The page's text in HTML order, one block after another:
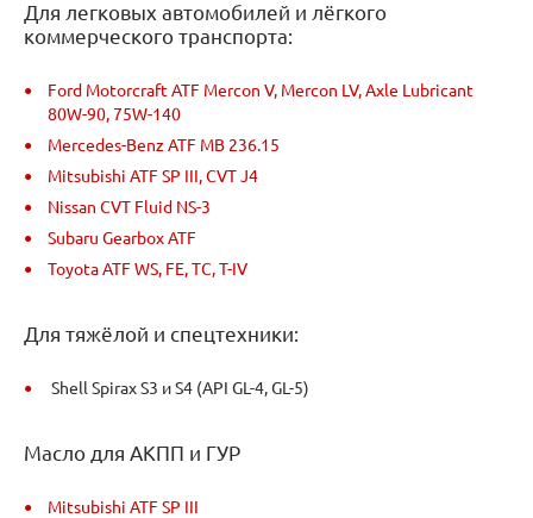
Для легковых автомобилей и лёгкого
коммерческого транспорта:
Ford Motorcraft ATF Mercon V, Mercon LV, Axle Lubricant
80W-90, 75W-140
Mercedes-Benz ATF MB 236.15
Mitsubishi ATF SP III, CVT J4
Nissan CVT Fluid NS-3
Subaru Gearbox ATF
Toyota ATF WS, FE, TC, T-IV
Для тяжёлой и спецтехники:
Shell Spirax S3 и S4 (API GL-4, GL-5)
Масло для АКПП и ГУР
Mitsubishi ATF SP III